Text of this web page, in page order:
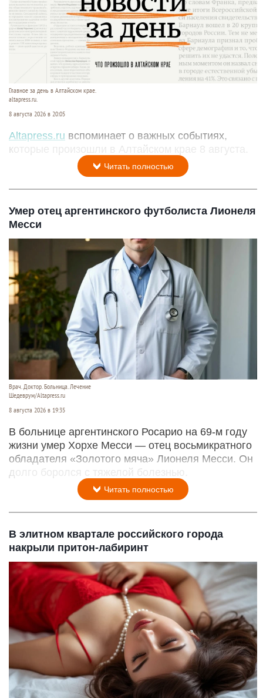
Главное за день в Алтайском крае.
altapress.ru.
8 августа 2026 в 20:05
Altapress.ru вспоминает о важных событиях,
которые произошли в Алтайском крае 8 августа.
Читать полностью
Умер отец аргентинского футболиста Лионеля
Месси
Врач. Доктор. Больница. Лечение
Шедеврум/Altapress.ru
8 августа 2026 в 19:35
В больнице аргентинского Росарио на 69-м году
жизни умер Хорхе Месси — отец восьмикратного
обладателя «Золотого мяча» Лионеля Месси. Он
долго боролся с тяжелой болезнью.
Читать полностью
В элитном квартале российского города
накрыли притон-лабиринт